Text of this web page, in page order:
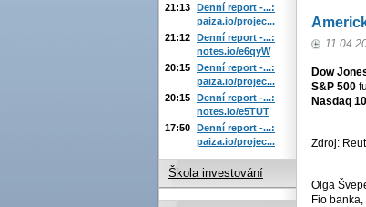
Dow
S&P 500
Nasdaq
Zdroj:
Olga
Fio banka,
21:13 Denní report -...:
paiza.io/projec...
21:12 Denní report -...:
notes.io/e6qyW
20:15 Denní report -...:
paiza.io/projec...
20:15 Denní report -...:
notes.io/e5TUT
17:50 Denní report -...:
paiza.io/projec...
Škola investování